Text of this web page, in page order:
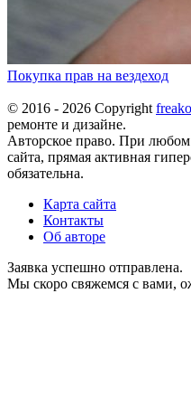
Покупка прав на вездеход
© 2016 - 2026 Copyright
ремонте и дизайне.
Авторское право. При любом
сайта, прямая активная
обязательна.
Карта сайта
Контакты
Об авторе
Заявка успешно отправлена.
Мы скоро свяжемся с вами,